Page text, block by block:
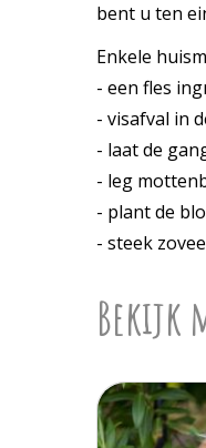
bent u ten
Enkele
- een fles
- visafval in
- laat de
- leg
- plant de
- steek
Bekijk